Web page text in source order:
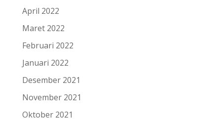
April 2022
Maret 2022
Februari 2022
Januari 2022
Desember 2021
November 2021
Oktober 2021